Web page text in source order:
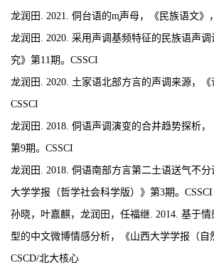
龙润田 . 2021. 侗台语的m̥声母，《民族语文》
龙润田 . 2020. 采用声调基频特征的民族语声
究》第11期。 CSSCI
龙润田 2020. 土家语北部方言的声调来源，
CSSCI
龙润田 2018 侗语声调演变的合并趋势探析，
第9期。 CSSCI
龙润田 2018. 侗语南部方言第二土语送气不
大学学报（哲学社会科学版）》第3期。 CSSCI
孙晓，叶嘉麒，龙润田，任福继 2014. 基于情
型的中文微博情感分析，《山西大学学报（自
CSCD/北大核心